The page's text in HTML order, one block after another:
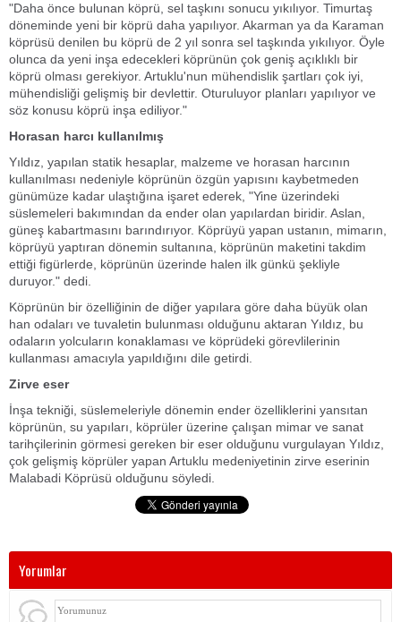
"Daha önce bulunan köprü, sel taşkını sonucu yıkılıyor. Timurtaş
döneminde yeni bir köprü daha yapılıyor. Akarman ya da Karaman
köprüsü denilen bu köprü de 2 yıl sonra sel taşkında yıkılıyor. Öyle
olunca da yeni inşa edecekleri köprünün çok geniş açıklıklı bir
köprü olması gerekiyor. Artuklu'nun mühendislik şartları çok iyi,
mühendisliği gelişmiş bir devlettir. Oturuluyor planları yapılıyor ve
söz konusu köprü inşa ediliyor."
Horasan harcı kullanılmış
Yıldız, yapılan statik hesaplar, malzeme ve horasan harcının
kullanılması nedeniyle köprünün özgün yapısını kaybetmeden
günümüze kadar ulaştığına işaret ederek, "Yine üzerindeki
süslemeleri bakımından da ender olan yapılardan biridir. Aslan,
güneş kabartmasını barındırıyor. Köprüyü yapan ustanın, mimarın,
köprüyü yaptıran dönemin sultanına, köprünün maketini takdim
ettiği figürlerde, köprünün üzerinde halen ilk günkü şekliyle
duruyor." dedi.
Köprünün bir özelliğinin de diğer yapılara göre daha büyük olan
han odaları ve tuvaletin bulunması olduğunu aktaran Yıldız, bu
odaların yolcuların konaklaması ve köprüdeki görevlilerinin
kullanması amacıyla yapıldığını dile getirdi.
Zirve eser
İnşa tekniği, süslemeleriyle dönemin ender özelliklerini yansıtan
köprünün, su yapıları, köprüler üzerine çalışan mimar ve sanat
tarihçilerinin görmesi gereken bir eser olduğunu vurgulayan Yıldız,
çok gelişmiş köprüler yapan Artuklu medeniyetinin zirve eserinin
Malabadi Köprüsü olduğunu söyledi.
Yorumlar